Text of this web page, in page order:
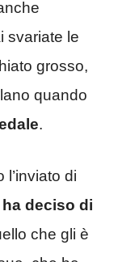
svariate le
grosso,
quando
.
di
ha deciso di
che gli è